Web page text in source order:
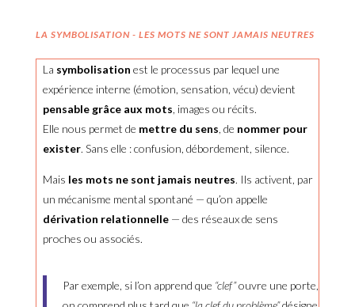
LA SYMBOLISATION - LES MOTS NE SONT JAMAIS NEUTRES
La symbolisation est le processus par lequel une
expérience interne (émotion, sensation, vécu) devient
pensable grâce aux mots, images ou récits.
Elle nous permet de mettre du sens, de nommer pour
exister. Sans elle : confusion, débordement, silence.
Mais les mots ne sont jamais neutres. Ils activent, par
un mécanisme mental spontané — qu’on appelle
dérivation relationnelle— des réseaux de sens
proches ou associés.
Par exemple, si l’on apprend que “clef”ouvre une porte,